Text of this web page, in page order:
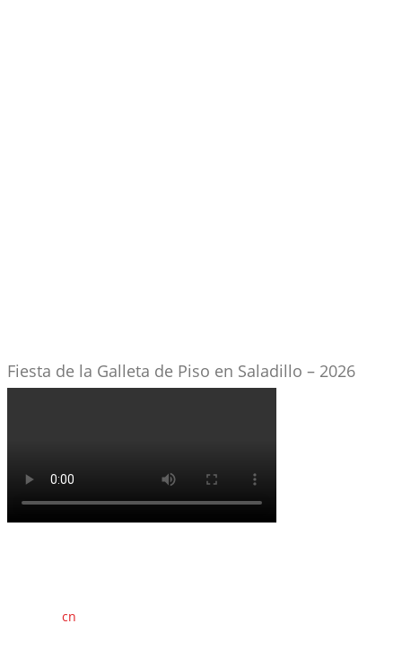
Fiesta de la Galleta de Piso en Saladillo – 2026
cn